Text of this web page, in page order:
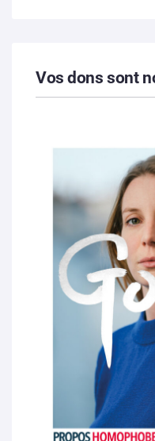
Vos dons sont